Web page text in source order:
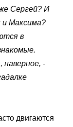
Сергей? И
и Максима?
в
наверное, -
двигаются